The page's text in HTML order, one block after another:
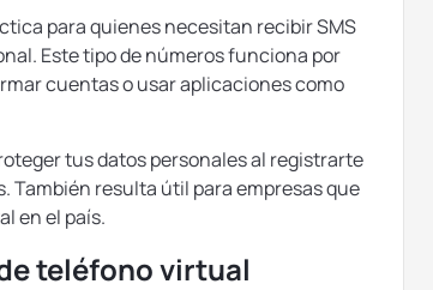
para quienes necesitan recibir SMS
Este tipo de números funciona por
cuentas o usar aplicaciones como
tus datos personales al registrarte
También resulta útil para empresas que
en el país.
teléfono virtual